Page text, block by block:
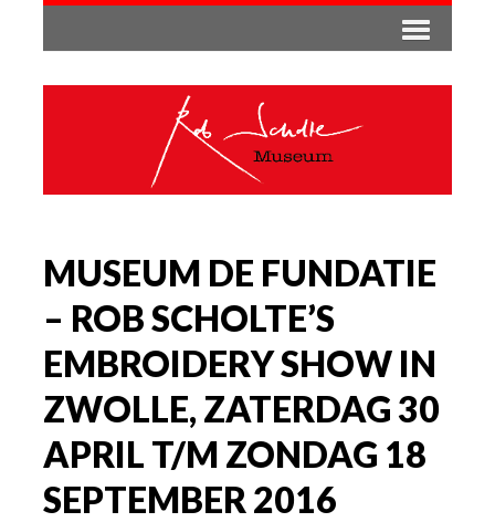
MUSEUM DE FUNDATIE
– ROB SCHOLTE’S
EMBROIDERY SHOW IN
ZWOLLE, ZATERDAG 30
APRIL T/M ZONDAG 18
SEPTEMBER 2016